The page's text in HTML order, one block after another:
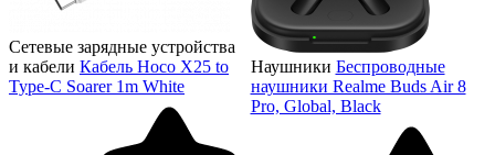
Сетевые зарядные устройства
и кабели Кабель Hoco X25 to
Type-C Soarer 1m White
Наушники Беспроводные
наушники Realme Buds Air 8
Pro, Global, Black